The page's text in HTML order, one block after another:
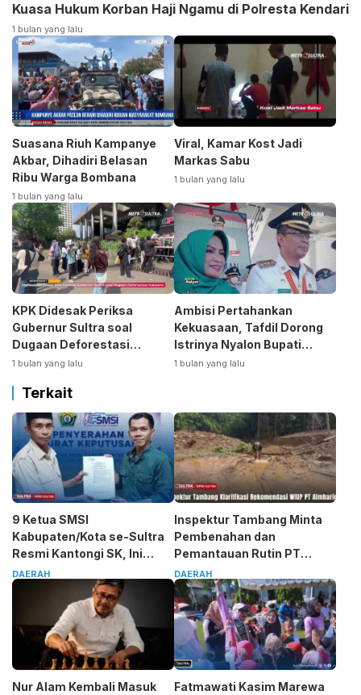
Kuasa Hukum Korban Haji Ngamu di Polresta Kendari
1 bulan yang lalu
Suasana Riuh Kampanye
Akbar, Dihadiri Belasan
Ribu Warga Bombana
1 bulan yang lalu
Viral, Kamar Kost Jadi
Markas Sabu
1 bulan yang lalu
KPK Didesak Periksa
Gubernur Sultra soal
Dugaan Deforestasi
Kabaen
1 bulan yang lalu
Ambisi Pertahankan
Kekuasaan, Tafdil Dorong
Istrinya Nyalon Bupati
Bombana
1 bulan yang lalu
Terkait
9 Ketua SMSI
Kabupaten/Kota se-Sultra
Resmi Kantongi SK, Ini
Pesan Tegas Sarjono
DAERAH
Inspektur Tambang Minta
Pembenahan dan
Pemantauan Rutin PT
Almharig
DAERAH
Nur Alam Kembali Masuk
Fatmawati Kasim Marewa